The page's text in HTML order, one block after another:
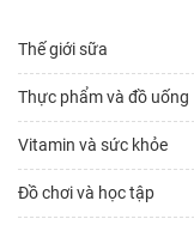
Thế giới sữa
Thực phẩm và đồ uống
Vitamin và sức khỏe
Đồ chơi và học tập